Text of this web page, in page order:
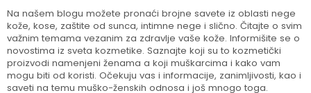
Na našem blogu možete pronaći brojne savete iz oblasti nege
kože, kose, zaštite od sunca, intimne nege i slično. Čitajte o svim
važnim temama vezanim za zdravlje vaše kože. Informišite se o
novostima iz sveta kozmetike. Saznajte koji su to kozmetički
proizvodi namenjeni ženama a koji muškarcima i kako vam
mogu biti od koristi. Očekuju vas i informacije, zanimljivosti, kao i
saveti na temu muško-ženskih odnosa i još mnogo toga.